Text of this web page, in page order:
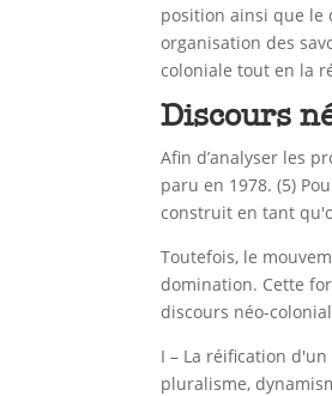
position ainsi que le
organisation des
coloniale tout en la
Discours
Afin d’analyser les
paru en 1978. (5)
construit en tant
Toutefois, le
domination. Cette
discours néo-
I – La réification
pluralisme,